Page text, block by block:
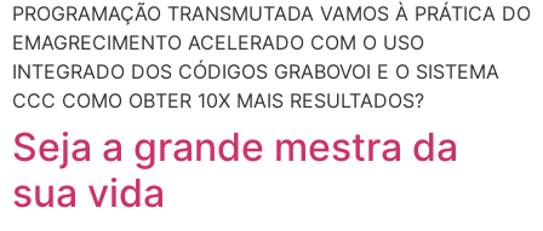
PROGRAMAÇÃO TRANSMUTADA VAMOS À PRÁTICA DO
EMAGRECIMENTO ACELERADO COM O USO
INTEGRADO DOS CÓDIGOS GRABOVOI E O SISTEMA
CCC COMO OBTER 10X MAIS RESULTADOS?
Seja a grande mestra da
sua vida